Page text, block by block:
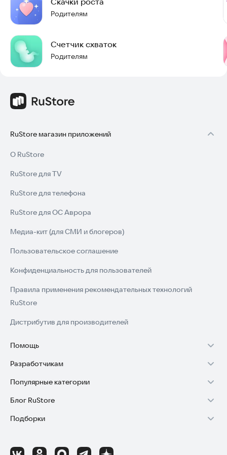
Как пользоваться счетчиком:
1. Запустите приложение при первых признаках схваток.
2. Нажмите «Начать», когда схватка начинается.
3. Нажмите «Стоп», когда схватка заканчивается.
4. Повторяйте действия для каждой схватки.
5. Программа автоматически покажет частоту и
Помните: это вспомогательный инструмент. Всегда
следуйте советам врача и обращайтесь за помощью при
Особенности приложения:
・ Не требует регистрации
・ Регулярные обновления и улучшения
Почему стоит выбрать нас:
чтобы вы не опоздали в роддом.
2. Удобство. Интерфейс создан так, чтобы вы могли легко
пользоваться им даже в стрессовой ситуации.
3. Поддержка. Приложение станет надежным другом в один
чувствовать себя увереннее.
отзывы пользователей и советы акушеров.
Советы по использованию:
・ Начните отслеживать при первых регулярных схватках.
・ Старайтесь отмечать начало и конец схваток
・ Покажите статистику врачу на следующем приеме.
・ Не паникуйте, если схватки то появляются, то исчезают –
это нормально на ранних этапах. Продолжайте следить за
ними.
Мы постоянно улучшаем приложение, опираясь на ваши
улучшению «Счетчика схваток: беременность», напишите
Подготовьтесь к главному моменту жизни с надежным
Родителям
Счетчик схваток
Родителям
RuStore магазин приложений
О RuStore
RuStore для TV
RuStore для телефона
RuStore для ОС Аврора
Медиа-кит (для СМИ и блогеров)
Пользовательское соглашение
Конфиденциальность для пользователей
Правила применения рекомендательных технологий
RuStore
Дистрибутив для производителей
Помощь
Установка RuStore на TV
Установка RuStore на телефон
Установка RuStore в машину
Помощь пользователям RuStore
Разработчикам
Зарабатывать с RuStore
Стать разработчиком
Доступ к RuStore Консоль
Популярные категории
Игры для Android
Приложения банков
Блог RuStore
Обзоры игр для Android 2025
Подборки